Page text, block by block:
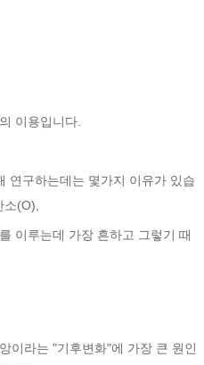
이용입니다.
연구하는데는 몇가지 이유가 있습
(O),
이루는데 가장 흔하고 그렇기 때
이라는 "기후변화"에 가장 큰 원인